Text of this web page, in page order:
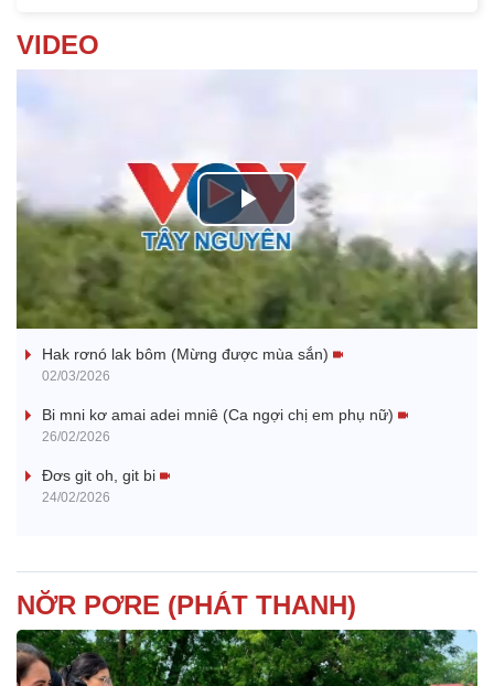
VIDEO
P
a
V
e
o
Nhớ bạn
Hak rơnó lak bôm (Mừng được mùa sắn)
02/03/2026
Bi mni kơ amai adei mniê (Ca ngợi chị em phụ nữ)
26/02/2026
Đơs git oh, git bi
24/02/2026
NƠ̆R PƠRE (PHÁT THANH)